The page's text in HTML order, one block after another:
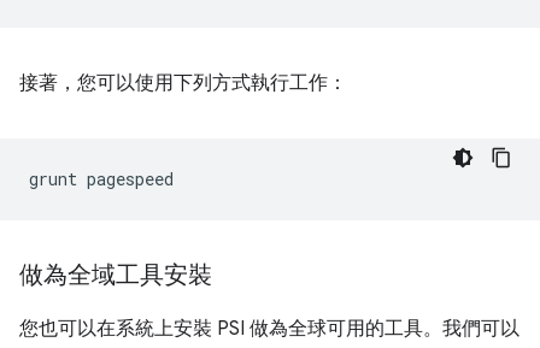
接著，您可以使用下列方式執行工作：
grunt
做為全域工具安裝
您也可以在系統上安裝 PSI 做為全球可用的工具。我們可以